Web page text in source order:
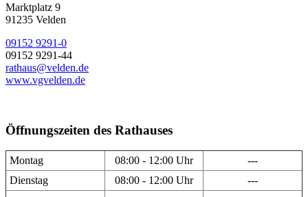
Marktplatz 9
91235 Velden
09152 9291-0
09152 9291-44
rathaus@velden.de
www.vgvelden.de
Öffnungszeiten des Rathauses
Montag 08:00 - 12:00 Uhr
---
Dienstag
08:00 - 12:00 Uhr ---